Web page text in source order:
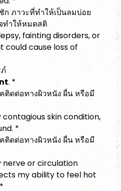
ก ภาวะที่ทำให้เป็นลมบ่อย
ทำให้หมดสติ
fainting disorders, or
could cause loss of
. *
ติดต่อทางผิวหนัง ผื่น หรือมี
contagious skin condition,
*
ติดต่อทางผิวหนัง ผื่น หรือมี
nerve or circulation
my ability to feel hot
*